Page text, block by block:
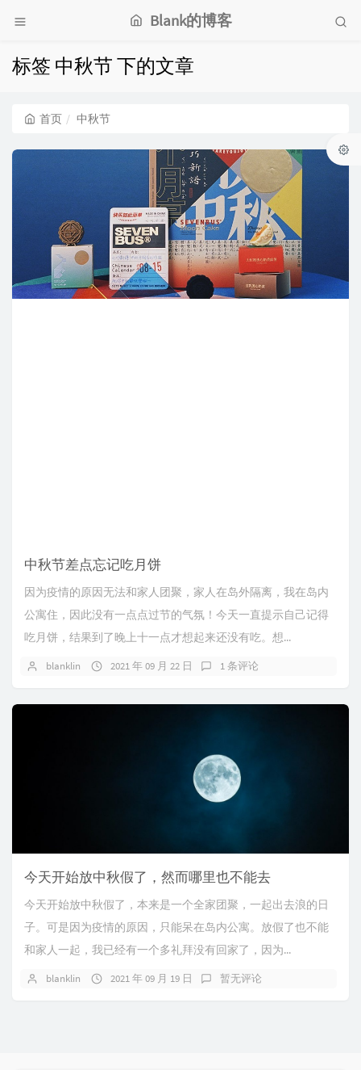
Blank的博客
标签 中秋节 下的文章
首页 中秋节
中秋节差点忘记吃月饼
因为疫情的原因无法和家人团聚，家人在岛外隔离，我在岛内
公寓住，因此没有一点点过节的气氛！今天一直提示自己记得
吃月饼，结果到了晚上十一点才想起来还没有吃。想...
blanklin 2021 年 09 月 22 日 1 条评论
今天开始放中秋假了，然而哪里也不能去
今天开始放中秋假了，本来是一个全家团聚，一起出去浪的日
子。可是因为疫情的原因，只能呆在岛内公寓。放假了也不能
和家人一起，我已经有一个多礼拜没有回家了，因为...
blanklin 2021 年 09 月 19 日 暂无评论